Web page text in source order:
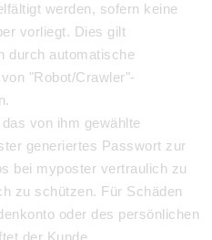
werden, sofern keine
vorliegt. Dies gilt
durch automatische
"Robot/Crawler"-
von ihm gewählte
generiertes Passwort zur
bei myposter vertraulich zu
zu schützen. Für Schäden
oder des persönlichen
der Kunde.